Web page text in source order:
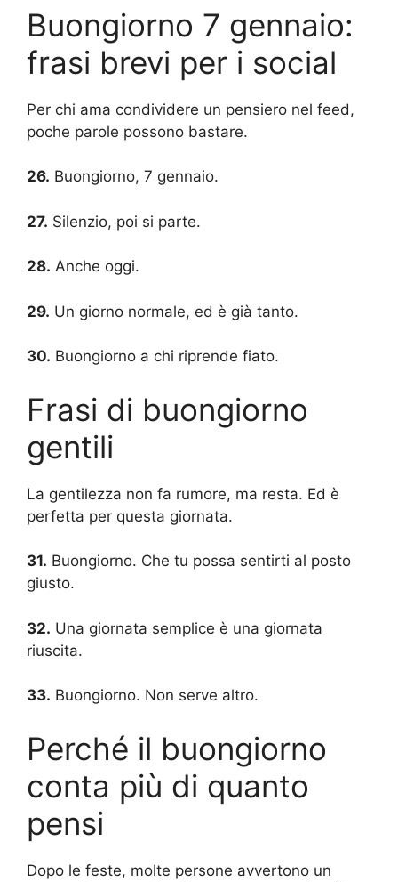
Buongiorno 7 gennaio:
frasi brevi per i social
Per chi ama condividere un pensiero nel feed,
poche parole possono bastare.
26. Buongiorno, 7 gennaio.
27. Silenzio, poi si parte.
28. Anche oggi.
29. Un giorno normale, ed è già tanto.
30. Buongiorno a chi riprende fiato.
Frasi di buongiorno
gentili
La gentilezza non fa rumore, ma resta. Ed è
perfetta per questa giornata.
31. Buongiorno. Che tu possa sentirti al posto
giusto.
32. Una giornata semplice è una giornata
riuscita.
33. Buongiorno. Non serve altro.
Perché il buongiorno
conta più di quanto
pensi
Dopo le feste, molte persone avvertono un